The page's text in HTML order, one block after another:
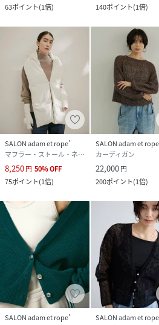
63ポイント(1倍)
140ポイント(1倍)
SALON adam et rope'
マフラー・ストール・ネックウォーマー
8,250円 50%OFF
75ポイント(1倍)
SALON adam et
カーディガン
22,000円
200ポイント(1倍)
SALON adam et rope'
SALON adam et